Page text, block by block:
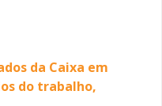
da Caixa em
do trabalho,